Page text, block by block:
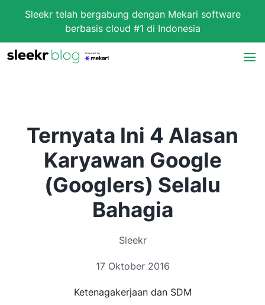
Sleekr telah bergabung dengan Mekari software
berbasis cloud #1 di Indonesia
Ternyata Ini 4 Alasan
Karyawan Google
(Googlers) Selalu
Bahagia
Sleekr
17 Oktober 2016
Ketenagakerjaan dan SDM